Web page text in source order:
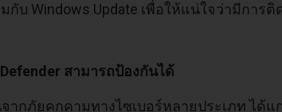
กับ Windows Update เพื่อให้แน่ใจว่ามีการ
สามารถป้องกันได้
กภัยคุกคามทางไซเบอร์หลายประเภท ได้แ